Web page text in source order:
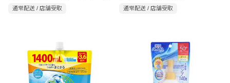
の香り 詰め替え用 特大 750ml
通常配送 / 店舗受取 通常配送 / 店舗受取